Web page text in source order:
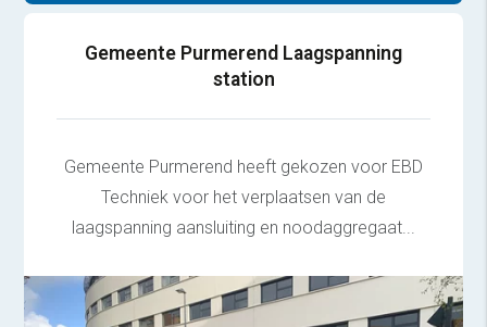
Gemeente Purmerend Laagspanning
station
Gemeente Purmerend heeft gekozen voor EBD
Techniek voor het verplaatsen van de
laagspanning aansluiting en noodaggregaat...